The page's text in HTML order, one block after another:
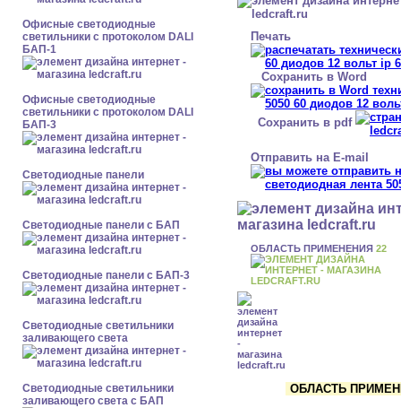
Офисные светодиодные
светильники с протоколом DALI
БАП-1
Офисные светодиодные
светильники с протоколом DALI
БАП-3
Cветодиодные панели
Cветодиодные панели с БАП
Cветодиодные панели с БАП-3
Светодиодные светильники
заливающего света
Светодиодные светильники
заливающего света с БАП
Печать
Сохранить в Word
Сохранить в pdf
Отправить на E-mail
ОБЛАСТЬ ПРИМЕНЕНИЯ 22
ОБЛАСТЬ